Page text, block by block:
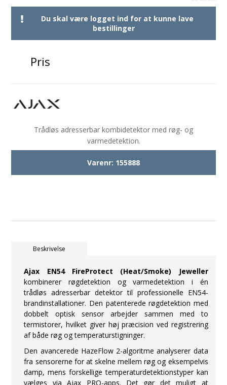
Du skal være logget ind for at kunne lave
bestillinger
Pris
Trådløs adresserbar kombidetektor med røg- og
varmedetektion.
Varenr: 155888
Beskrivelse
Ajax EN54 FireProtect (Heat/Smoke) Jeweller
kombinerer røgdetektion og varmedetektion i én
trådløs adresserbar detektor til professionelle EN54-
brandinstallationer. Den patenterede røgdetektion med
dobbelt optisk sensor arbejder sammen med to
termistorer, hvilket giver høj præcision ved registrering
af både røg og temperaturstigninger.
Den avancerede HazeFlow 2-algoritme analyserer data
fra sensorerne for at skelne mellem røg og eksempelvis
damp, mens forskellige temperaturdetektionstyper kan
vælges via Ajax PRO-apps. Det gør det muligt at